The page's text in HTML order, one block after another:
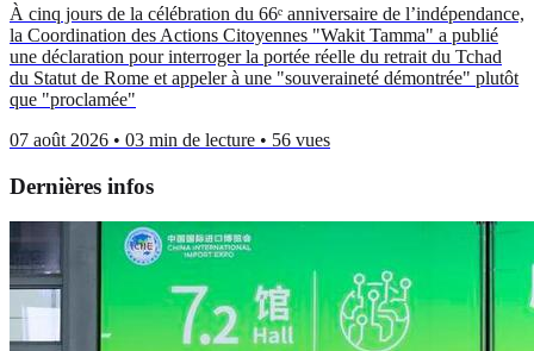
À cinq jours de la célébration du 66ᵉ anniversaire de l’indépendance,
la Coordination des Actions Citoyennes "Wakit Tamma" a publié
une déclaration pour interroger la portée réelle du retrait du Tchad
du Statut de Rome et appeler à une "souveraineté démontrée" plutôt
que "proclamée"
07 août 2026 • 03 min de lecture • 56 vues
Dernières infos